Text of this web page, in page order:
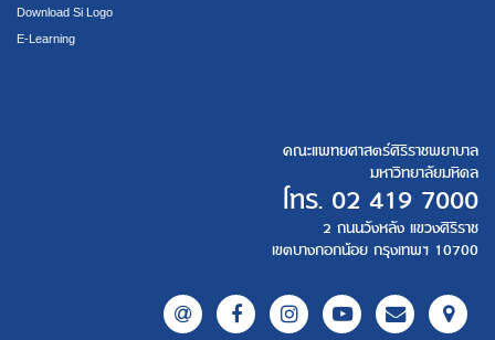
Download Si Logo
E-Learning
คณะแพทยศาสตร์ศิริราชพยาบาล
มหาวิทยาลัยมหิดล
โทร. 02 419 7000
2 ถนนวังหลัง แขวงศิริราช
เขตบางกอกน้อย กรุงเทพฯ 10700